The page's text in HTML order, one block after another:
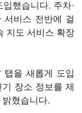
했습니다. 주차·
서비스 전반에 걸
지도 서비스 확장
탭을 새롭게 도입
장소 정보를 제
혔습니다.